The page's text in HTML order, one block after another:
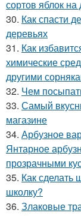
сортов яблок
30. Как спасти
деревьях
31. Как
химические
другими
32. Чем
33. Самый
магазине
34. Арбузное
Янтарное
прозрачными
35. Как сделать
школку?
36. Злаковые